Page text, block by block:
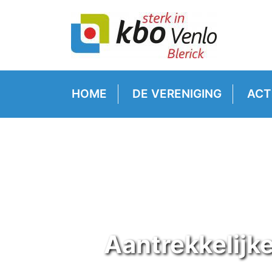
HOME DE VERENIGING